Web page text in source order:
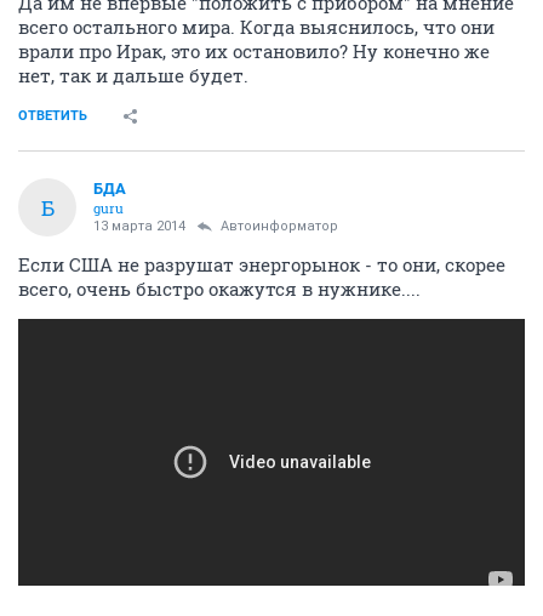
всего остального мира. Когда выяснилось, что они
врали про Ирак, это их остановило? Ну конечно же
нет, так и дальше будет.
ОТВЕТИТЬ
Б
БДА
guru
13 марта 2014 Автоинформатор
Если США не разрушат энергорынок - то они, скорее
всего, очень быстро окажутся в нужнике....